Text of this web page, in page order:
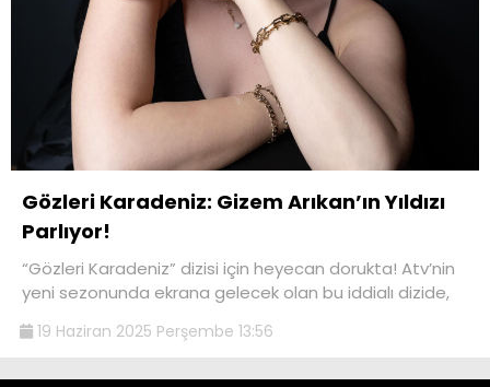
Gözleri Karadeniz: Gizem Arıkan’ın Yıldızı
Parlıyor!
“Gözleri Karadeniz” dizisi için heyecan dorukta! Atv’nin
yeni sezonunda ekrana gelecek olan bu iddialı dizide,
19 Haziran 2025 Perşembe 13:56